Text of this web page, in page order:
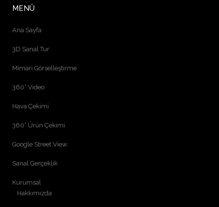
MENÜ
Ana Sayfa
3D Sanal Tur
Mimari Görselleştirme
360° Video
Hava Çekimi
360° Ürün Çekimi
Google Street View
Sanal Gerçeklik
Kurumsal
Hakkımızda